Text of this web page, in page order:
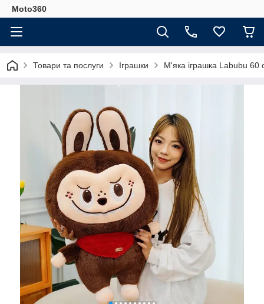
Moto360
Товари та послуги Іграшки М'яка іграшка Labubu